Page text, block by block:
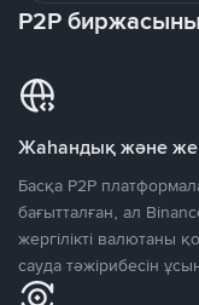
P2P
Жаһандық және
Басқа P2P
бағытталған, ал
жергілікті валютаны
сауда тәжірибесін